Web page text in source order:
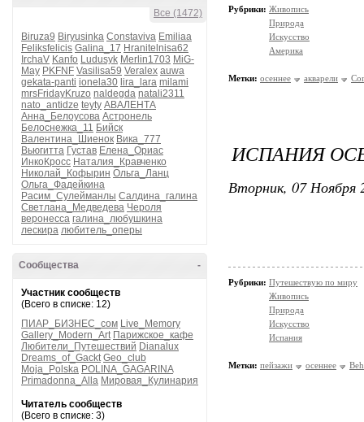
Все (1472)
Biruza9 Biryusinka Constaviva Emiliaa
Feliksfelicis Galina_17 Hranitelnisa62
IrchaV Kanfo Ludusyk Merlin1703 MiG-
May PKFNF Vasilisa59 Veralex auwa
gekata-panti ionela30 lira_lara milami
mrsFridayKruzo naldegda natali2311
nato_antidze teyty АВАЛЕНТА
Анна_Белоусова Астронель
Белоснежка_11 Бийск
Валентина_Шиенок Вика_777
Вьюгитта Густав Елена_Ориас
ИнкоКросс Наталия_Кравченко
Николай_Кофырин Ольга_Ланц
Ольга_Фадейкина
Расим_Сулейманлы Салдина_галина
Светлана_Медведева Чероля
веронесса галина_любушкина
лескира любитель_оперы
-
Сообщества
Участник сообществ
(Всего в списке: 12)
ПИАР_БИЗНЕС_сом Live_Memory
Gallery_Modern_Art Парижское_кафе
Любители_Путешествий Dianalux
Dreams_of_Gackt Geo_club
Moja_Polska POLINA_GAGARINA
Primadonna_Alla Мировая_Кулинария
Читатель сообществ
(Всего в списке: 3)
Рубрики: Живопись
Природа
Искусство
Америка
Метки: осеннее акварели
ИСПАНИЯ
Вторник, 07 Ноября
Рубрики: Путешествую по миру
Живопись
Природа
Искусство
Испания
Метки: пейзажи осеннее